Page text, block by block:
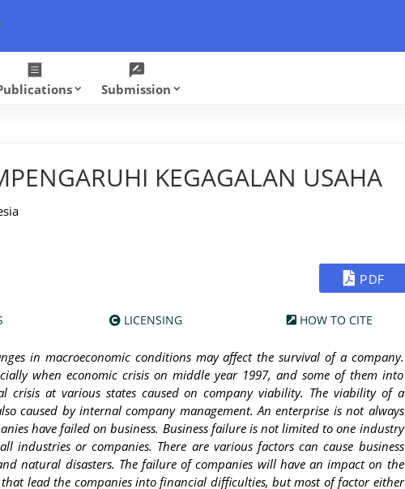
receipt
keyboard_arrow_down
rate_review
Submission keyboard_arrow_down
KEGAGALAN USAHA
PDF
LICENSING HOW TO CITE
in macroeconomic conditions may affect the survival of a company.
when economic crisis on middle year 1997, and some of them into
at various states caused on company viability. The viability of a
caused by internal company management. An enterprise is not always
have failed on business. Business failure is not limited to one industry
or companies. There are various factors can cause business
natural disasters. The failure of companies will have an impact on the
that lead the companies into financial difficulties, but most of factor either